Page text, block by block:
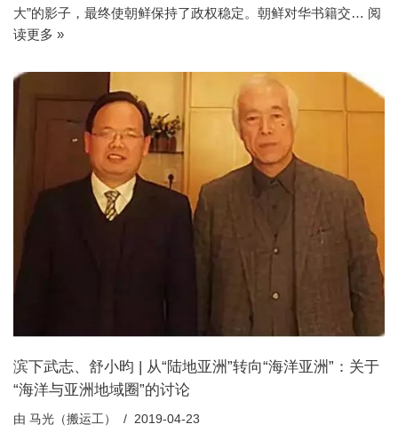
大”的影子，最终使朝鲜保持了政权稳定。朝鲜对华书籍交… 阅
读更多 »
滨下武志、舒小昀 | 从“陆地亚洲”转向“海洋亚洲”：关于
“海洋与亚洲地域圈”的讨论
由 马光（搬运工） 2019-04-23